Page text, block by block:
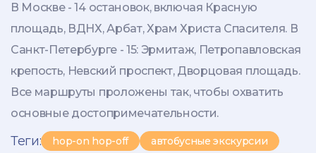
В Москве - 14 остановок, включая Красную
площадь, ВДНХ, Арбат, Храм Христа Спасителя. В
Санкт-Петербурге - 15: Эрмитаж, Петропавловская
крепость, Невский проспект, Дворцовая площадь.
Все маршруты проложены так, чтобы охватить
основные достопримечательности.
Теги: hop-on hop-off
автобусные экскурсии